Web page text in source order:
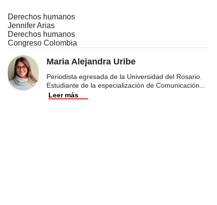
Derechos humanos
Jennifer Arias
Derechos humanos
Congreso Colombia
Maria Alejandra Uribe
Periodista egresada de la Universidad del Rosario.
Estudiante de la especialización de Comunicación
Leer más